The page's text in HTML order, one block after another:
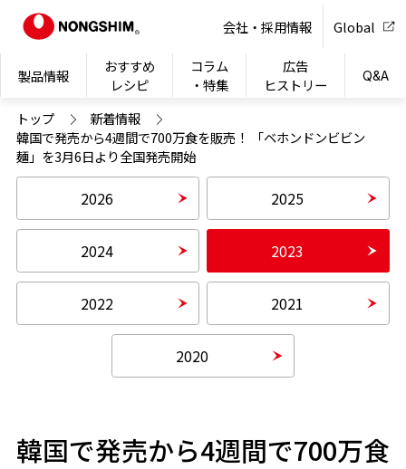
製品情報
おすすめ
レシピ
コラム
・特集
広告
ヒストリー
Q&A
会社・採用情報 Global
トップ
新着情報
韓国で発売から4週間で700万食を販売！ 「ベホンドンビビン
麺」を3月6日より全国発売開始
2026 2025
2024 2023
2022 2021
2020
韓国で発売から4週間で700万食